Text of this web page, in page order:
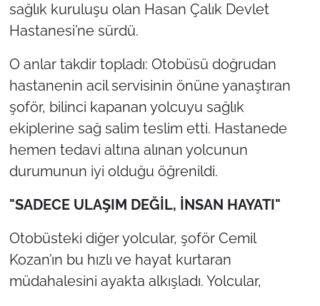
sağlık kuruluşu olan Hasan Çalık Devlet
Hastanesi’ne sürdü.
O anlar takdir topladı: Otobüsü doğrudan
hastanenin acil servisinin önüne yanaştıran
şoför, bilinci kapanan yolcuyu sağlık
ekiplerine sağ salim teslim etti. Hastanede
hemen tedavi altına alınan yolcunun
durumunun iyi olduğu öğrenildi.
"SADECE ULAŞIM DEĞİL, İNSAN HAYATI"
Otobüsteki diğer yolcular, şoför Cemil
Kozan’ın bu hızlı ve hayat kurtaran
müdahalesini ayakta alkışladı. Yolcular,